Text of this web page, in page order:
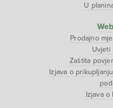
U
Prodajno
Uvjeti
Zaštita
Izjava o
Izjava o